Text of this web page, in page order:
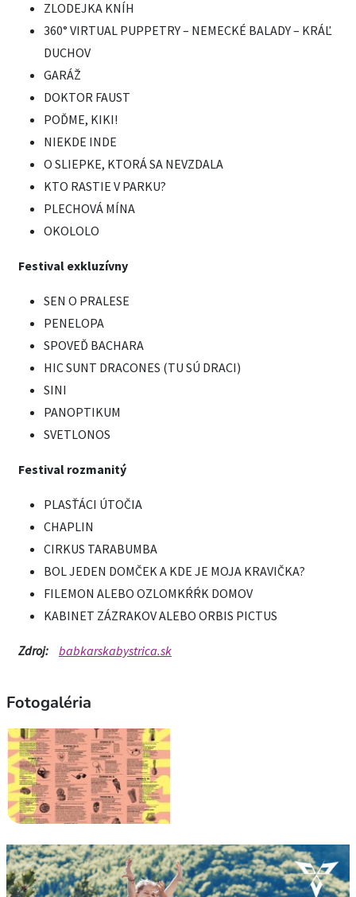
ZLODEJKA KNÍH
360° VIRTUAL PUPPETRY – NEMECKÉ BALADY – KRÁĽ
DUCHOV
GARÁŽ
DOKTOR FAUST
POĎME, KIKI!
NIEKDE INDE
O SLIEPKE, KTORÁ SA NEVZDALA
KTO RASTIE V PARKU?
PLECHOVÁ MÍNA
OKOLOLO
Festival exkluzívny
SEN O PRALESE
PENELOPA
SPOVEĎ BACHARA
HIC SUNT DRACONES (TU SÚ DRACI)
SINI
PANOPTIKUM
SVETLONOS
Festival rozmanitý
PLASŤÁCI ÚTOČIA
CHAPLIN
CIRKUS TARABUMBA
BOL JEDEN DOMČEK A KDE JE MOJA KRAVIČKA?
FILEMON ALEBO OZLOMKŔŔK DOMOV
KABINET ZÁZRAKOV ALEBO ORBIS PICTUS
Zdroj: babkarskabystrica.sk
Fotogaléria